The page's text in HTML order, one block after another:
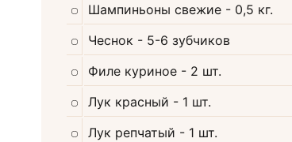
Шампиньоны свежие - 0,5 кг.
Чеснок - 5-6 зубчиков
Филе куриное - 2 шт.
Лук красный - 1 шт.
Лук репчатый - 1 шт.